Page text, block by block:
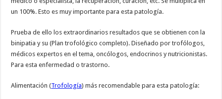
un 100%. Esto es muy importante para esta patología.
Prueba de ello los extraordinarios resultados que se obtienen con la
binipatia y su (Plan trofológico completo). Diseñado por trofólogos,
médicos expertos en el tema, oncólogos, endocrinos y nutricionistas.
Para esta enfermedad o trastorno.
Alimentación (Trofología) más recomendable para esta patología: